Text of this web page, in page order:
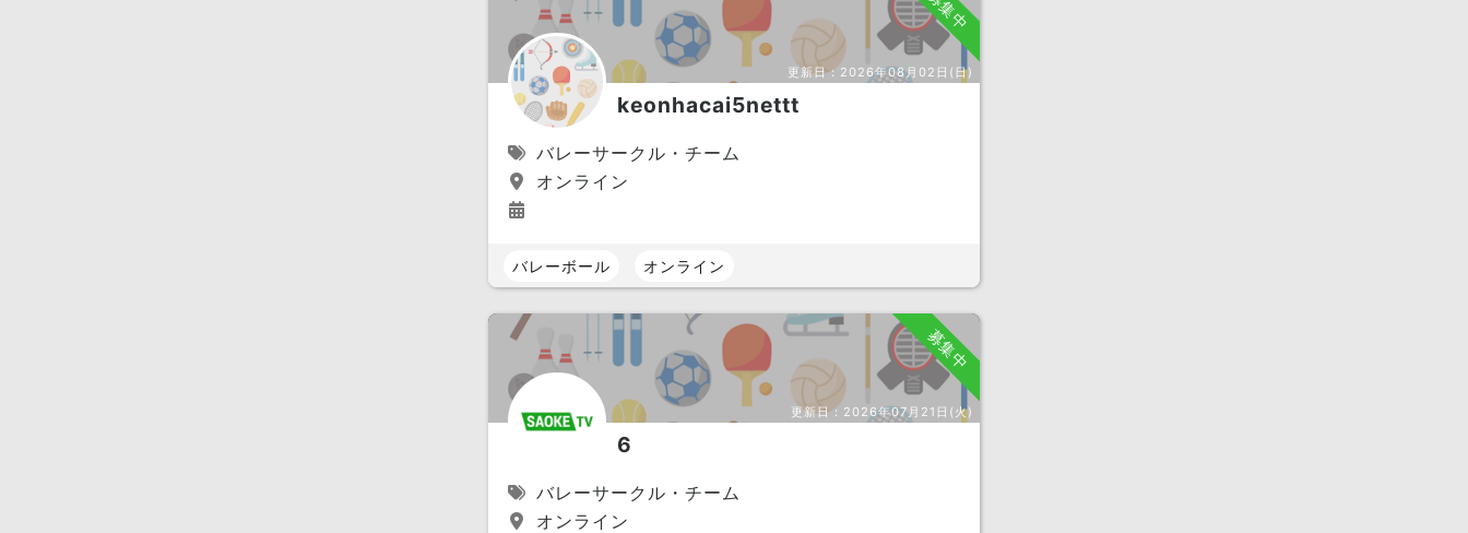
更新日： 2026年08月02日(日)
keonhacai5nettt
バレーサークル・チーム
オンライン
バレーボール オンライン
募集中
更新日： 2026年07月21日(火)
6
バレーサークル・チーム
オンライン